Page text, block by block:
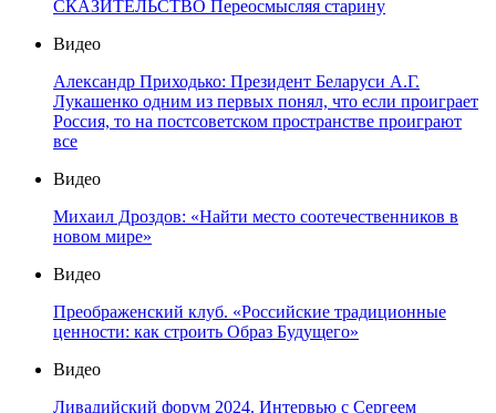
СКАЗИТЕЛЬСТВО Переосмысляя старину
Видео
Александр Приходько: Президент Беларуси А.Г.
Лукашенко одним из первых понял, что если проиграет
Россия, то на постсоветском пространстве проиграют
все
Видео
Михаил Дроздов: «Найти место соотечественников в
новом мире»
Видео
Преображенский клуб. «Российские традиционные
ценности: как строить Образ Будущего»
Видео
Ливадийский форум 2024. Интервью с Сергеем